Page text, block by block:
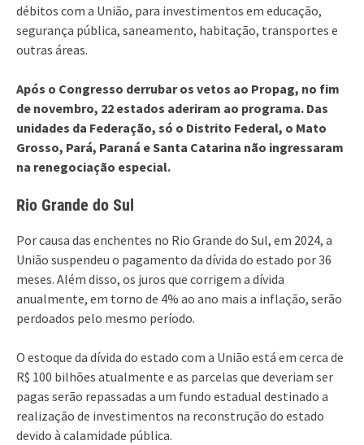
débitos com a União, para investimentos em educação,
segurança pública, saneamento, habitação, transportes e
outras áreas.
Após o Congresso derrubar os vetos ao Propag, no fim
de novembro, 22 estados aderiram ao programa. Das
unidades da Federação, só o Distrito Federal, o Mato
Grosso, Pará, Paraná e Santa Catarina não ingressaram
na renegociação especial.
Rio Grande do Sul
Por causa das enchentes no Rio Grande do Sul, em 2024, a
União suspendeu o pagamento da dívida do estado por 36
meses. Além disso, os juros que corrigem a dívida
anualmente, em torno de 4% ao ano mais a inflação, serão
perdoados pelo mesmo período.
O estoque da dívida do estado com a União está em cerca de
R$ 100 bilhões atualmente e as parcelas que deveriam ser
pagas serão repassadas a um fundo estadual destinado a
realização de investimentos na reconstrução do estado
devido à calamidade pública.